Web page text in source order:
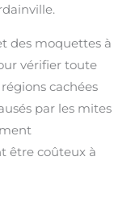
des moquettes à
vérifier toute
cachées
par les mites
être coûteux à